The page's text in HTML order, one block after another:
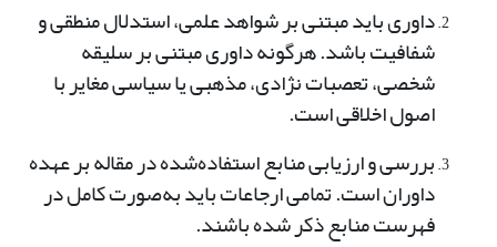
داوری باید مبتنی بر شواهد علمی، استدلال منطقی و
شفافیت باشد. هرگونه داوری مبتنی بر سلیقه
شخصی، تعصبات نژادی، مذهبی یا سیاسی مغایر با
اصول اخلاقی است.
بررسی و ارزیابی منابع استفاده‌شده در مقاله بر عهده
داوران است. تمامی ارجاعات باید به‌صورت کامل در
فهرست منابع ذکر شده باشند.